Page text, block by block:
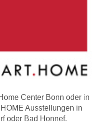
Center Bonn oder in
Ausstellungen in
oder Bad Honnef.